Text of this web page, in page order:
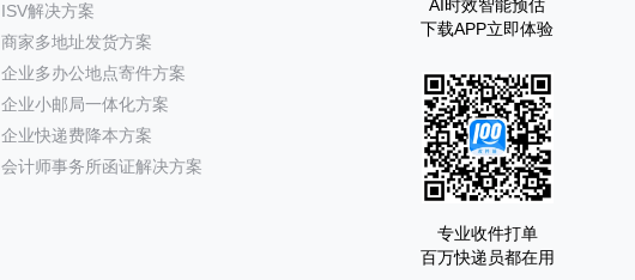
ISV解决方案
商家多地址发货方案
企业多办公地点寄件方案
企业小邮局一体化方案
企业快递费降本方案
会计师事务所函证解决方案
AI时效智能预估
下载APP立即体验
专业收件打单
百万快递员都在用